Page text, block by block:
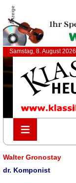
Anzeige
Samstag, 8. August 2026
≡
≡
Walter Gronostay
dr. Komponist